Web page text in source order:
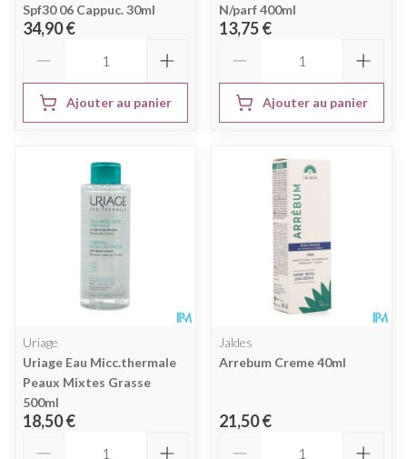
Spf30 06 Cappuc. 30ml
34,90 €
Ajouter au panier
N/parf 400ml
13,75 €
Ajouter au panier
Uriage
Uriage Eau Micc.thermale
Peaux Mixtes Grasse
500ml
18,50 €
Jaldes
Arrebum Creme 40ml
21,50 €